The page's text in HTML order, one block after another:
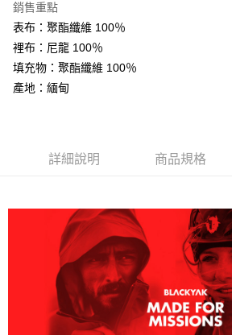
【關於「AFTEE先享後付」】
AFTEE先享後付是「在收到商品之後才付款」的
１．簡單：不需註冊會員、不需綁卡、不需儲值。
２．便利：只要手機號碼，簡訊認證，即可結帳。
３．安心：先確認商品／服務後，再付款。
２．訂單成立數日內，您將收到繳費通知簡訊。
３．收到繳費通知簡訊後14天內，點擊此簡訊中
購買商品的店家。未經商家同意取消之訂單仍視
後付繳納相關費用。
※ 交易是否成功請以「AFTEE先享後付 」之結帳
是否繳費成功／繳費後需取消欲退款等相關疑問
客戶支援中心」https://
【注意事項】
１．透過由恩沛科技股份有限公司提供之「
易，需依本服務之必要範圍內提供個人資料，並
ATM付款
運送方式
全家取貨付款
每筆NT$60，滿NT$599(含以上)免運費
每筆NT$60，滿NT$799(含以上)免運費
付款後萊爾富取貨
每筆NT$60，滿NT$799(含以上)免運費
7-11取貨付款
每筆NT$60，滿NT$799(含以上)免運費
銷售重點
表布：聚酯纖維 100％
裡布：尼龍 100％
填充物：聚酯纖維 100％
產地：緬甸
詳細說明 商品規格